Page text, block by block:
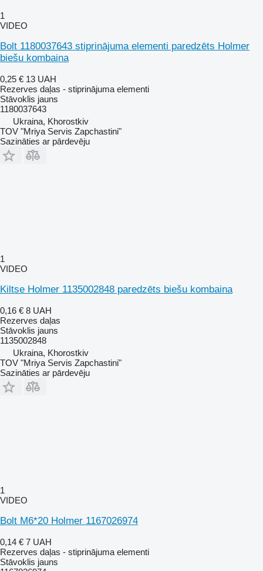
1
VIDEO
Bolt 1180037643 stiprinājuma elementi paredzēts Holmer
biešu kombaina
0,25 € 13 UAH
Rezerves daļas - stiprinājuma elementi
Stāvoklis jauns
1180037643
Ukraina, Khorostkiv
TOV "Mriya Servis Zapchastini"
Sazināties ar pārdevēju
1
VIDEO
Kiltse Holmer 1135002848 paredzēts biešu kombaina
0,16 € 8 UAH
Rezerves daļas
Stāvoklis jauns
1135002848
Ukraina, Khorostkiv
TOV "Mriya Servis Zapchastini"
Sazināties ar pārdevēju
1
VIDEO
Bolt M6*20 Holmer 1167026974
0,14 € 7 UAH
Rezerves daļas - stiprinājuma elementi
Stāvoklis jauns